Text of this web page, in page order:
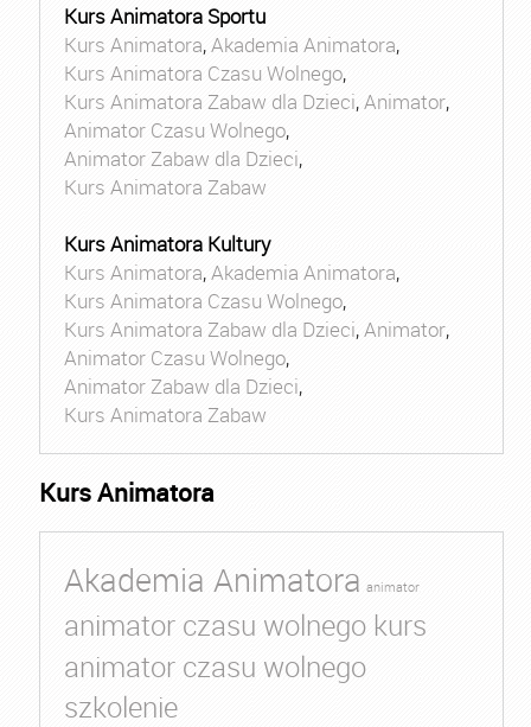
Kurs Animatora Sportu
Kurs Animatora,Akademia Animatora,
Kurs Animatora Czasu Wolnego,
Kurs Animatora Zabaw dla Dzieci,Animator,
Animator Czasu Wolnego,
Animator Zabaw dla Dzieci,
Kurs Animatora Zabaw
Kurs Animatora Kultury
Kurs Animatora,Akademia Animatora,
Kurs Animatora Czasu Wolnego,
Kurs Animatora Zabaw dla Dzieci,Animator,
Animator Czasu Wolnego,
Animator Zabaw dla Dzieci,
Kurs Animatora Zabaw
Kurs Animatora
Akademia Animatora animator
animator czasu wolnego kurs
animator czasu wolnego
szkolenie